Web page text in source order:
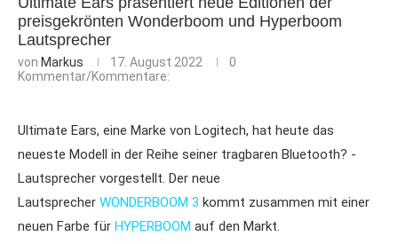
preisgekrönten Wonderboom und Hyperboom
Lautsprecher
von Markus 17. August 2022
0
Kommentar/Kommentare:
Ultimate Ears, eine Marke von Logitech, hat heute das
neueste Modell in der Reihe seiner tragbaren Bluetooth? -
Lautsprecher vorgestellt. Der neue
Lautsprecher WONDERBOOM 3 kommt zusammen mit einer
neuen Farbe für HYPERBOOM auf den Markt.